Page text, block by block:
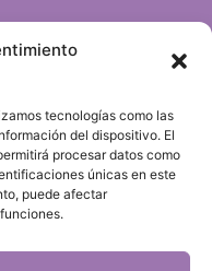
tecnologías como las
del dispositivo. El
procesar datos como
únicas en este
puede afectar